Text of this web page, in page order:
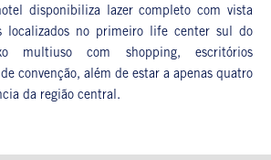
disponibiliza lazer completo com vista
localizados no primeiro life center sul do
multiuso com shopping, escritórios
convenção, além de estar a apenas quatro
da região central.